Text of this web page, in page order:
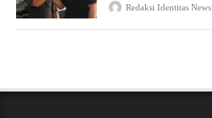
Redaksi Identitas News